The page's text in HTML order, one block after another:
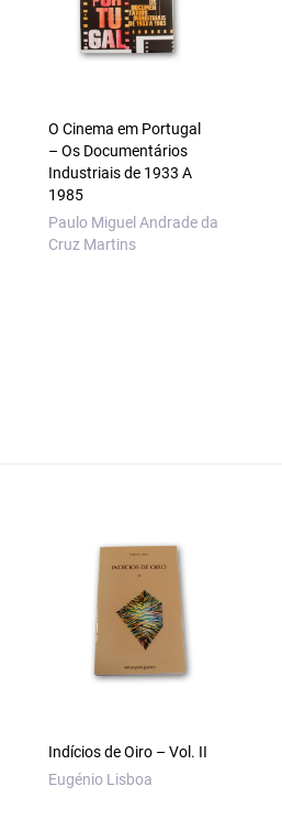
O Cinema em Portugal
– Os Documentários
Industriais de 1933 A
1985
Paulo Miguel Andrade da
Cruz Martins
Indícios de Oiro – Vol. II
Eugénio Lisboa